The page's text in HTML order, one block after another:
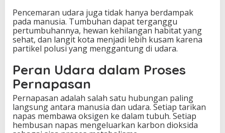
Pencemaran udara juga tidak hanya berdampak
pada manusia. Tumbuhan dapat terganggu
pertumbuhannya, hewan kehilangan habitat yang
sehat, dan langit kota menjadi lebih kusam karena
partikel polusi yang menggantung di udara.
Peran Udara dalam Proses
Pernapasan
Pernapasan adalah salah satu hubungan paling
langsung antara manusia dan udara. Setiap tarikan
napas membawa oksigen ke dalam tubuh. Setiap
hembusan napas mengeluarkan karbon dioksida